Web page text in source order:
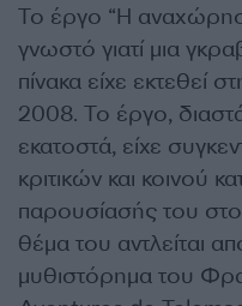
Το έργο “Η
γνωστό γιατί μια
πίνακα είχε εκτεθεί
2008. Το έργο,
εκατοστά, είχε
κριτικών και κοινού
παρουσίασής του
θέμα του αντλείται
μυθιστόρημα του